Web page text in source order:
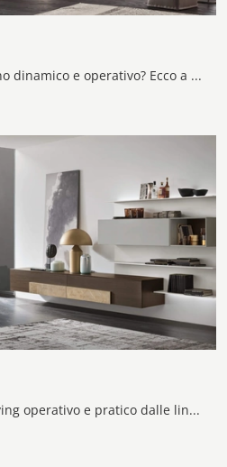
Vuoi allestire un soggiorno dinamico e operativo? Ecco a te la parete attrezzata Seta Comp SA2230 Maronese dalle forme decise moderne.
Se vuoi completare un living operativo e pratico dalle linee moderne, ti offriamo la parete attrezzata Seta Comp SU2120 Maronese.